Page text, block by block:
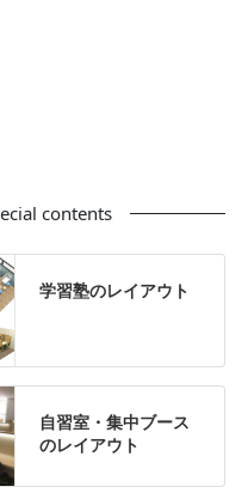
contents
学習塾のレイアウト
自習室・集中ブース
のレイアウト